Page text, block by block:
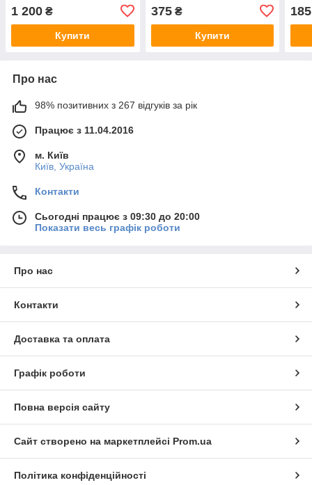
1 200 ₴
Купити
375₴
Купити
185
Про нас
98% позитивних з 267 відгуків за рік
Працює з 11.04.2016
м. Київ
Київ, Україна
Контакти
Сьогодні працює з 09:30 до 20:00
Показати весь графік роботи
Про нас
Контакти
Доставка та оплата
Графік роботи
Повна версія сайту
Сайт створено на маркетплейсі Prom.ua
Політика конфіденційності